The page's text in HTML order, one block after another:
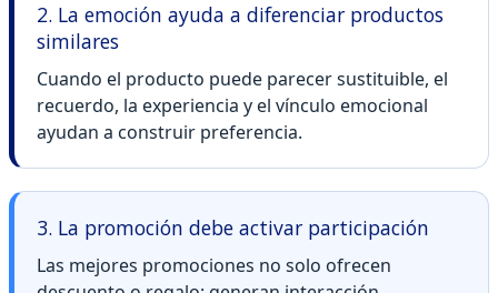
2. La emoción ayuda a diferenciar productos
similares
Cuando el producto puede parecer sustituible, el
recuerdo, la experiencia y el vínculo emocional
ayudan a construir preferencia.
3. La promoción debe activar participación
Las mejores promociones no solo ofrecen